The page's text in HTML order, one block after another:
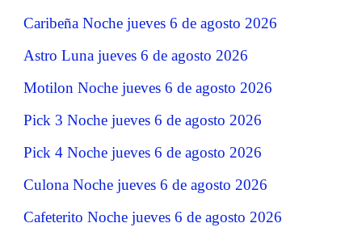
Caribeña Noche jueves 6 de agosto 2026
Astro Luna jueves 6 de agosto 2026
Motilon Noche jueves 6 de agosto 2026
Pick 3 Noche jueves 6 de agosto 2026
Pick 4 Noche jueves 6 de agosto 2026
Culona Noche jueves 6 de agosto 2026
Cafeterito Noche jueves 6 de agosto 2026